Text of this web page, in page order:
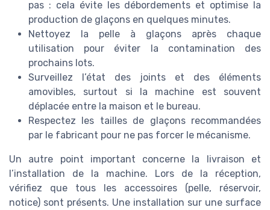
pas : cela évite les débordements et optimise la
production de glaçons en quelques minutes.
Nettoyez la pelle à glaçons après chaque
utilisation pour éviter la contamination des
prochains lots.
Surveillez l’état des joints et des éléments
amovibles, surtout si la machine est souvent
déplacée entre la maison et le bureau.
Respectez les tailles de glaçons recommandées
par le fabricant pour ne pas forcer le mécanisme.
Un autre point important concerne la livraison et
l’installation de la machine. Lors de la réception,
vérifiez que tous les accessoires (pelle, réservoir,
notice) sont présents. Une installation sur une surface